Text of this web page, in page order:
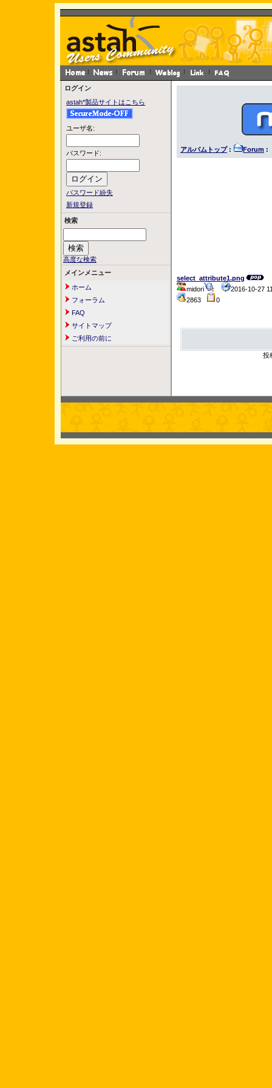
ログイン
astah*製品サイトはこちら
ユーザ名:
パスワード:
パスワード紛失
新規登録
検索
高度な検索
メインメニュー
ホーム
フォーラム
FAQ
サイトマップ
ご利用の前に
アルバムトップ: Forum :
select_attribute1.png
midori
2016-10-27
2863
0
投